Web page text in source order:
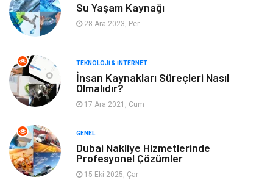
Keyif & Hobi Organizasyon
Gayrimenkul Spor
Finans& Ekonomi Anne & Çocuk
Genel Kültür
Ev İşleri
Su Yaşam Kaynağı
28 Ara 2023, Per
TEKNOLOJI & İNTERNET
İnsan Kaynakları Süreçleri Nasıl
Olmalıdır?
17 Ara 2021, Cum
GENEL
Dubai Nakliye Hizmetlerinde
Profesyonel Çözümler
15 Eki 2025, Çar